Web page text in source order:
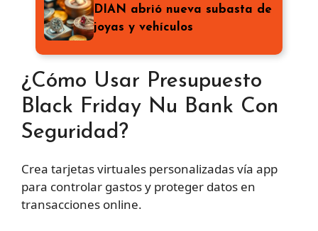
DIAN abrió nueva subasta de
joyas y vehículos
¿Cómo Usar Presupuesto
Black Friday Nu Bank Con
Seguridad?
Crea tarjetas virtuales personalizadas vía app
para controlar gastos y proteger datos en
transacciones online.